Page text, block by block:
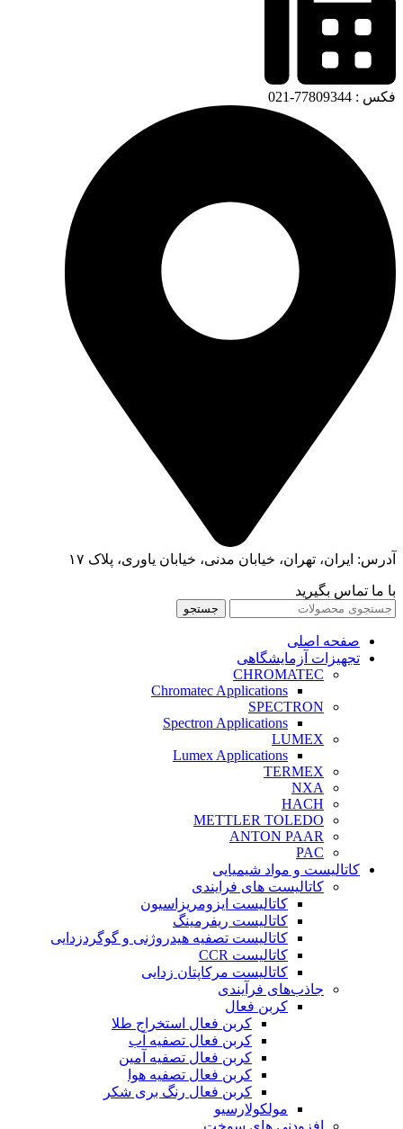
فکس : 77809344-021
آدرس: ایران، تهران، خیابان مدنی، خیابان یاوری، پلاک ۱۷
با ما تماس بگیرید
جستجو
صفحه اصلی
تجهیزات آزمایشگاهی
CHROMATEC
Chromatec Applications
SPECTRON
Spectron Applications
LUMEX
Lumex Applications
TERMEX
NXA
HACH
METTLER TOLEDO
ANTON PAAR
PAC
کاتالیست و مواد شیمیایی
کاتالیست های فرایندی
کاتالیست ایزومریزاسیون
کاتالیست ریفرمینگ
کاتالیست تصفیه هیدروژنی و گوگردزدایی
کاتالیست CCR
کاتالیست مرکاپتان زدایی
جاذب‌های فرآیندی
کربن فعال
کربن فعال استخراج طلا
کربن فعال تصفیه آب
کربن فعال تصفیه آمین
کربن فعال تصفیه هوا
کربن فعال رنگ بری شکر
مولکولارسیو
افزودنی های سوخت